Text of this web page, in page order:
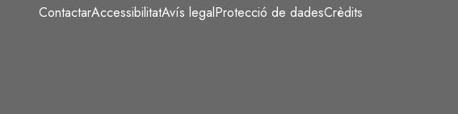
Peu
ContactarAccessibilitatAvís legalProtecció de dadesCrèdits